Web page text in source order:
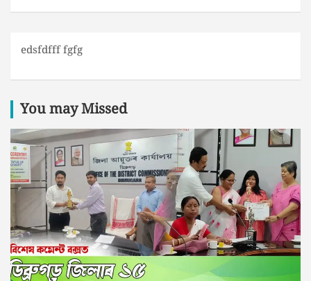
edsfdfff fgfg
You may Missed